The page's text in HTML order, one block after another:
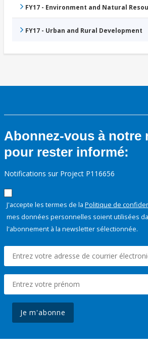
FY17 - Environment and Natural
FY17 - Urban and Rural Development
Abonnez-vous à notre
pour rester informé:
Notifications sur Project P116656
J'accepte les termes de la Politique de
mes données personnelles soient utilisées
l'abonnement à la newsletter sélectionnée.
Je m'abonne